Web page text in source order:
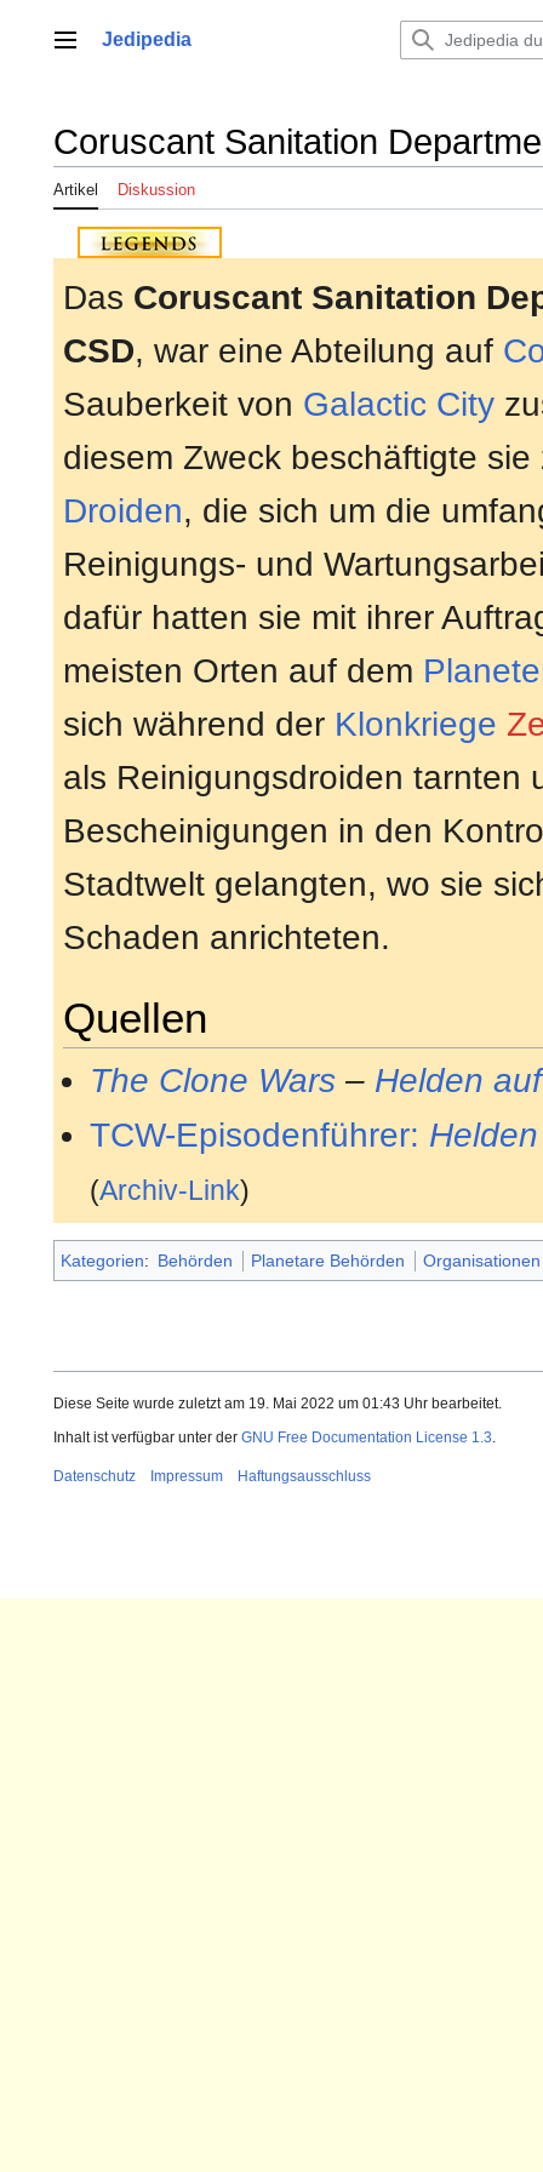
springenHauptmenü
Jedipedia
Coruscant Sanitation
Artikel Diskussion
Das Coruscant Sanitation
CSD, war eine Abteilung auf
Sauberkeit von Galactic City
diesem Zweck beschäftigte sie
Droiden, die sich um die
Reinigungs- und
dafür hatten sie mit ihrer
meisten Orten auf dem
sich während der Klonkriege
als Reinigungsdroiden tarnten
Bescheinigungen in den
Stadtwelt gelangten, wo sie
Schaden anrichteten.
Quellen
The Clone Wars – Helden
TCW-Episodenführer:
(Archiv-Link)
Kategorien: Behörden Planetare Behörden
Diese Seite wurde zuletzt am 19. Mai 2022 um 01:43 Uhr bearbeitet.
Inhalt ist verfügbar unter der GNU Free Documentation License 1.3
Datenschutz Impressum Haftungsausschluss